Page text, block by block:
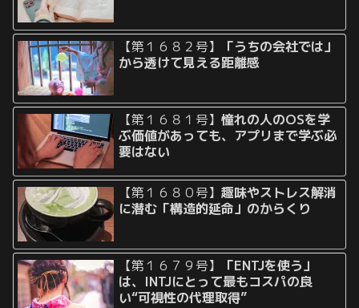
【第１６８２号】
「うちの会社では」
から透けて見える距離感
【第１６８１号】憧れの人のOSを学
ぶ価値があっても、アプリまで学ぶ必
要はない
【第１６８０号】趣味やストレス解消
に潜む「構造的延命」のからくり
【第１６７９号】
「ENTJを使う」
は、INTJにとって最もコスパの良
い“可視性の代理取得”